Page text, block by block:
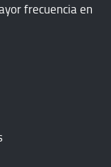
frecuencia en